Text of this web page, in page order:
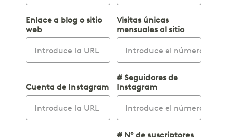
Enlace a blog o sitio
web
Visitas únicas
mensuales al sitio
Cuenta de Instagram
# Seguidores de
Instagram